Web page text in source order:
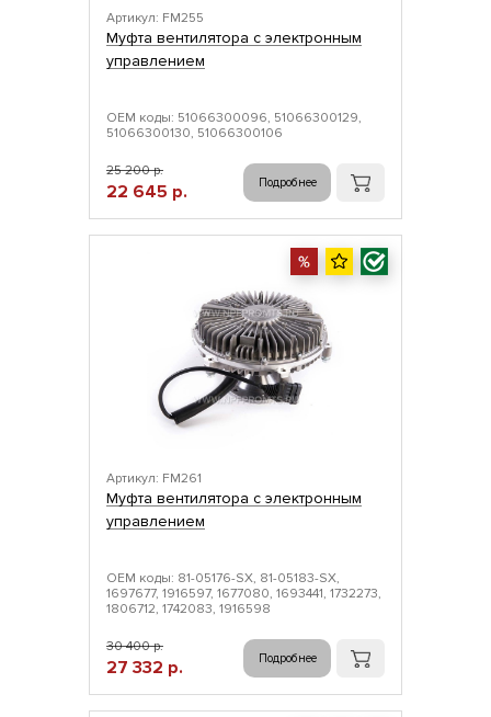
Артикул: FM255
Муфта вентилятора с электронным
управлением
ОЕМ коды: 51066300096, 51066300129,
51066300130, 51066300106
25 200 р.
22 645 р. Подробнее
Артикул: FM261
Муфта вентилятора с электронным
управлением
ОЕМ коды: 81-05176-SX, 81-05183-SX,
1697677, 1916597, 1677080, 1693441, 1732273,
1806712, 1742083, 1916598
30 400 р.
27 332 р. Подробнее